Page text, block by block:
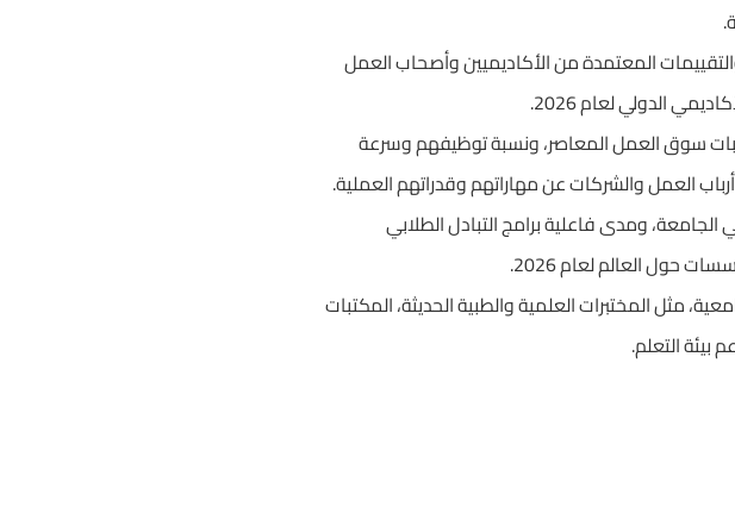
المعتمدة من الأكاديميين وأصحاب العمل
الدولي لعام 2026.
سوق العمل المعاصر، ونسبة توظيفهم وسرعة
العمل والشركات عن مهاراتهم وقدراتهم العملية.
الجامعة، ومدى فاعلية برامج التبادل الطلابي
حول العالم لعام 2026.
مثل المختبرات العلمية والطبية الحديثة، المكتبات
بيئة التعلم.